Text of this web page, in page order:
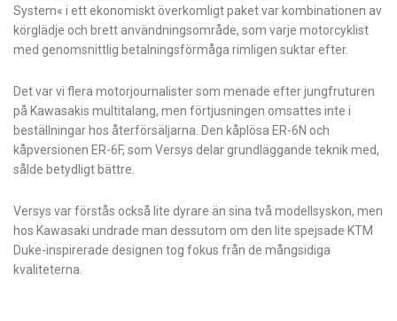
System« i ett ekonomiskt överkomligt paket var kombinationen av
körglädje och brett användningsområde, som varje motorcyklist
med genomsnittlig betalningsförmåga rimligen suktar efter.
Det var vi flera motorjournalister som menade efter jungfruturen
på Kawasakis multitalang, men förtjusningen omsattes inte i
beställningar hos återförsäljarna. Den kåplösa ER-6N och
kåpversionen ER-6F, som ­Versys delar grundläggande teknik med,
sålde betydligt bättre.
Versys var förstås också lite dyrare än sina två modellsyskon, men
hos Kawasaki ­undrade man dessutom om den lite spejsade KTM
Duke-inspirerade designen tog fokus från de mångsidiga
kvaliteterna.